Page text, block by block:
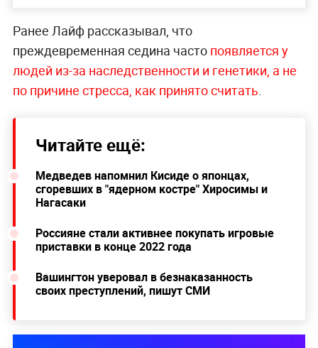
Ранее Лайф рассказывал, что
преждевременная седина часто появляется у
людей из-за наследственности и генетики, а не
по причине стресса, как принято считать.
Читайте ещё:
Медведев напомнил Кисиде о японцах,
сгоревших в "ядерном костре" Хиросимы и
Нагасаки
Россияне стали активнее покупать игровые
приставки в конце 2022 года
Вашингтон уверовал в безнаказанность
своих преступлений, пишут СМИ